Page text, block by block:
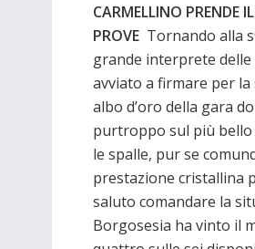
CARMELLINO PRENDE
PROVE Tornando alla
grande interprete delle
avviato a firmare per
albo d’oro della gara
purtroppo sul più bello
le spalle, pur se
prestazione cristallina
saluto comandare la
Borgosesia ha vinto il